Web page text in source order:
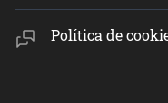
Política de